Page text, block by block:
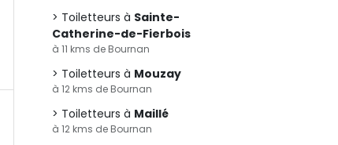
Toiletteurs à Sainte-
Catherine-de-Fierbois
à 11 kms de Bournan
Toiletteurs à Mouzay
à 12 kms de Bournan
Toiletteurs à Maillé
à 12 kms de Bournan